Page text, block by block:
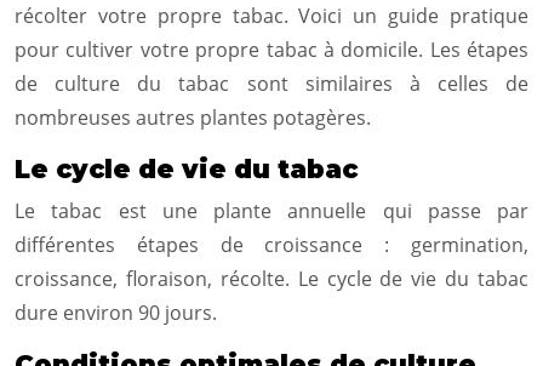
récolter votre propre tabac. Voici un guide pratique
pour cultiver votre propre tabac à domicile. Les étapes
de culture du tabac sont similaires à celles de
nombreuses autres plantes potagères.
Le cycle de vie du tabac
Le tabac est une plante annuelle qui passe par
différentes étapes de croissance : germination,
croissance, floraison, récolte. Le cycle de vie du tabac
dure environ 90 jours.